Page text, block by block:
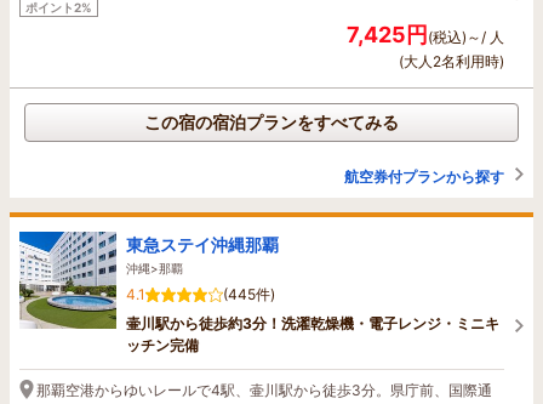
ポイント2%
7,425円(税込)～/ 人
(大人2名利用時)
この宿の宿泊プランをすべてみる
航空券付プランから探す
東急ステイ沖縄那覇
沖縄>那覇
4.1
(445件)
壷川駅から徒歩約3分！洗濯乾燥機・電子レンジ・ミニキ
ッチン完備
那覇空港からゆいレールで4駅、壷川駅から徒歩3分。県庁前、国際通